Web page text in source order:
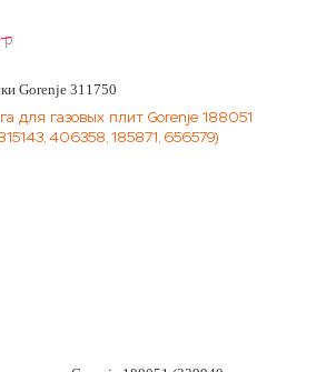
p
Gorenje 311750